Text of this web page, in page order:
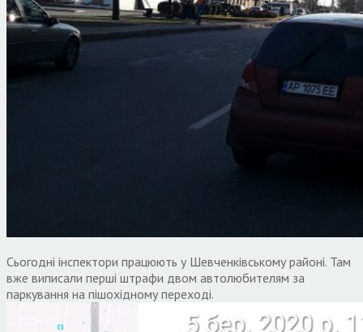
Сьогодні інспектори працюють у Шевченківському районі. Там
вже виписали перші штрафи двом автолюбителям за
паркування на пішохідному переході.